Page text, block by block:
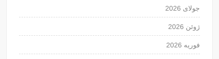
جولای 2026
ژوئن 2026
فوریه 2026